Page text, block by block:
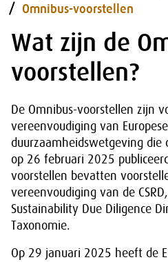
Omnibus-voorstellen
Wat zijn de
voorstellen?
De Omnibus-voorstellen zijn
vereenvoudiging van Europese
duurzaamheidswetgeving die
op 26 februari 2025
voorstellen bevatten
vereenvoudiging van de
Sustainability Due Diligence
Taxonomie.
Op 29 januari 2025 heeft de